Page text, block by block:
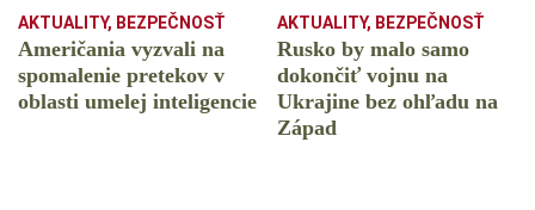
AKTUALITY, BEZPEČNOSŤ
Američania vyzvali na
spomalenie pretekov v
oblasti umelej inteligencie
AKTUALITY, BEZPEČNOSŤ
Rusko by malo samo
dokončiť vojnu na
Ukrajine bez ohľadu na
Západ